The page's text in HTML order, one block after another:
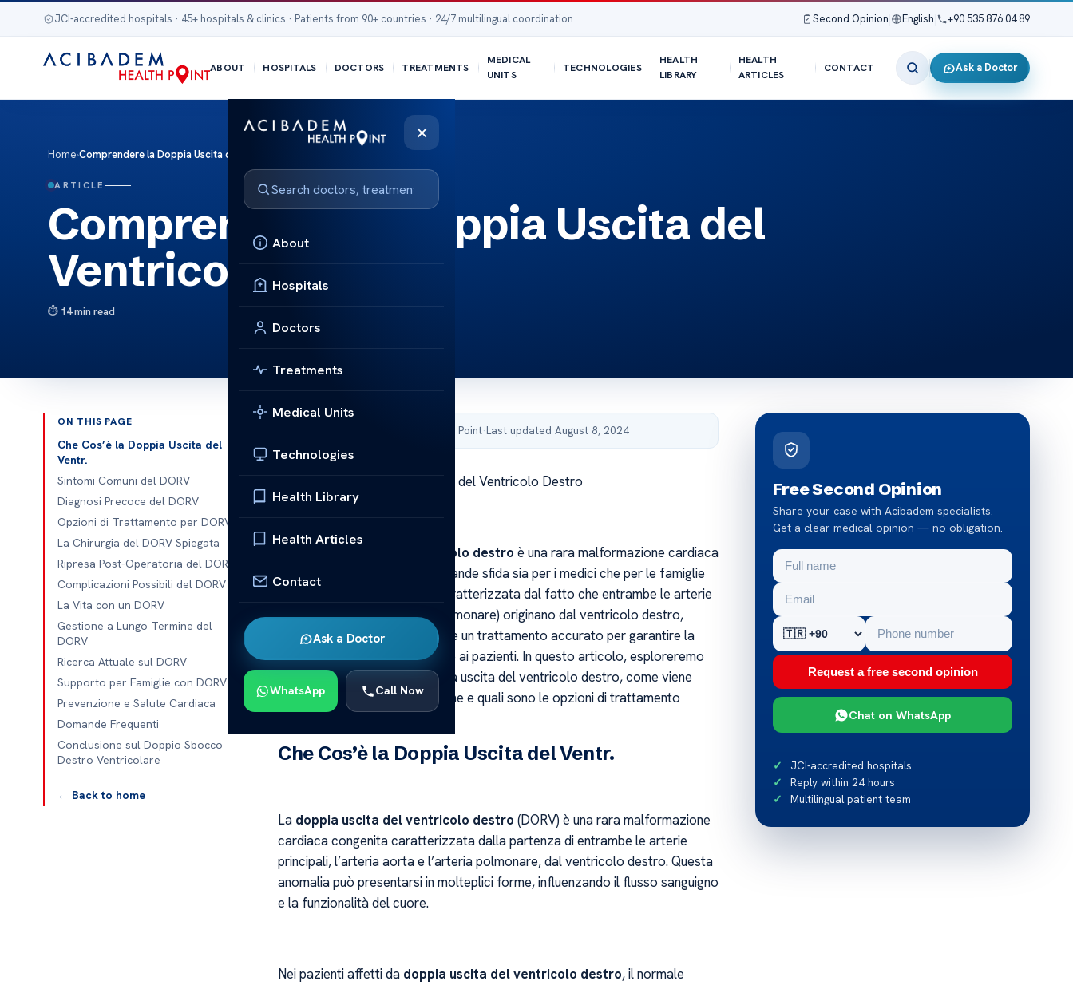
JCI-accredited hospitals · 45+ hospitals & clinics · Patients from 90+ countries · 24/7 multilingual coordination Second Opinion English +90 535 876 04 89
ABOUT HOSPITALS DOCTORS TREATMENTS
MEDICAL
UNITS
TECHNOLOGIES
HEALTH
LIBRARY
HEALTH
ARTICLES
CONTACT Ask a Doctor
×
About
Hospitals
Doctors
Treatments
Medical Units
Technologies
Health Library
Health Articles
Contact
Ask a Doctor
WhatsApp Call Now
Home›Comprendere la Doppia Uscita del Ventricolo Destro
ARTICLE
Comprendere la Doppia Uscita del
Ventricolo Destro
14 min read
ON THIS PAGE
Che Cos’è la Doppia Uscita del
Ventr.
Sintomi Comuni del DORV
Diagnosi Precoce del DORV
Opzioni di Trattamento per DORV
La Chirurgia del DORV Spiegata
Ripresa Post-Operatoria del DORV
Complicazioni Possibili del DORV
La Vita con un DORV
Gestione a Lungo Termine del
DORV
Ricerca Attuale sul DORV
Supporto per Famiglie con DORV
Prevenzione e Salute Cardiaca
Domande Frequenti
Conclusione sul Doppio Sbocco
Destro Ventricolare
← Back to home
Published by Acibadem Health Point·Last updated August 8, 2024
Comprendere la Doppia Uscita del Ventricolo Destro
doppia uscita del ventricolo destro è una rara malformazione cardiaca
congenita che presenta una grande sfida sia per i medici che per le famiglie
colpite. Questa condizione, caratterizzata dal fatto che entrambe le arterie
principali (l’aorta e l’arteria polmonare) originano dal ventricolo destro,
richiede una diagnosi precoce e un trattamento accurato per garantire la
migliore qualità di vita possibile ai pazienti. In questo articolo, esploreremo
cosa significa avere una doppia uscita del ventricolo destro, come viene
diagnosticata questa condizione e quali sono le opzioni di trattamento
Che Cos’è la Doppia Uscita del Ventr.
La doppia uscita del ventricolo destro (DORV) è una rara malformazione
cardiaca congenita caratterizzata dalla partenza di entrambe le arterie
principali, l’arteria aorta e l’arteria polmonare, dal ventricolo destro. Questa
anomalia può presentarsi in molteplici forme, influenzando il flusso sanguigno
e la funzionalità del cuore.
Nei pazienti affetti da doppia uscita del ventricolo destro, il normale
Free Second Opinion
Share your case with Acibadem specialists.
Get a clear medical opinion — no obligation.
Request a free second opinion
Chat on WhatsApp
JCI-accredited hospitals
Reply within 24 hours
Multilingual patient team